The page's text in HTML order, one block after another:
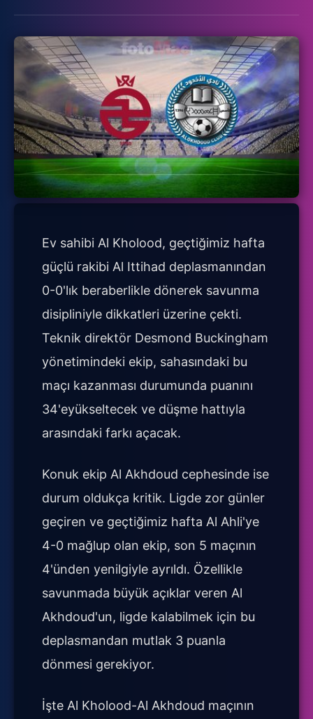
Ev sahibi Al Kholood, geçtiğimiz hafta
güçlü rakibi Al Ittihad deplasmanından
0-0'lık beraberlikle dönerek savunma
disipliniyle dikkatleri üzerine çekti.
Teknik direktör Desmond Buckingham
yönetimindeki ekip, sahasındaki bu
maçı kazanması durumunda puanını
34'eyükseltecek ve düşme hattıyla
arasındaki farkı açacak.
Konuk ekip Al Akhdoud cephesinde ise
durum oldukça kritik. Ligde zor günler
geçiren ve geçtiğimiz hafta Al Ahli'ye
4-0 mağlup olan ekip, son 5 maçının
4'ünden yenilgiyle ayrıldı. Özellikle
savunmada büyük açıklar veren Al
Akhdoud'un, ligde kalabilmek için bu
deplasmandan mutlak 3 puanla
dönmesi gerekiyor.
İşte Al Kholood-Al Akhdoud maçının